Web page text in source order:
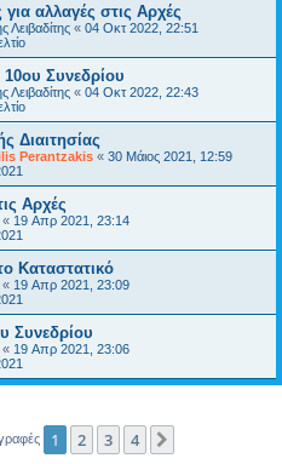
αλλαγές στις Αρχές
Λειβαδίτης « 04 Οκτ 2022, 22:51
10ου Συνεδρίου
Λειβαδίτης « 04 Οκτ 2022, 22:43
Διαιτησίας
Perantzakis « 30 Μάιος 2021, 12:59
Αρχές
« 19 Απρ 2021, 23:14
Καταστατικό
« 19 Απρ 2021, 23:09
Συνεδρίου
« 19 Απρ 2021, 23:06
1 2 3 4